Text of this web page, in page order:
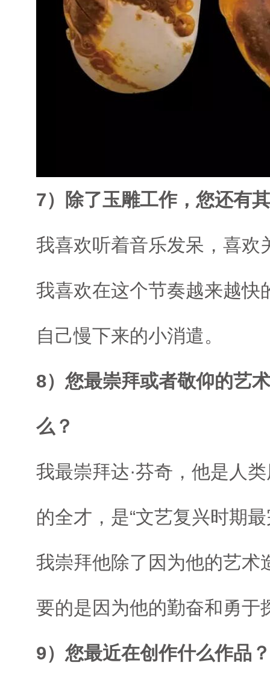
7）除了玉雕工作，您还有
我喜欢听着音乐发呆，喜欢
我喜欢在这个节奏越来越快
自己慢下来的小消遣。
8）您最崇拜或者敬仰的艺
么？
我最崇拜达·芬奇，他是人
的全才，是“文艺复兴时期
我崇拜他除了因为他的艺术
要的是因为他的勤奋和勇于
9）您最近在创作什么作品？